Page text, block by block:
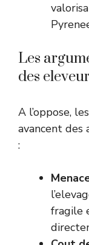
Les
des
A l’oppose,
avancent des
:
fragile